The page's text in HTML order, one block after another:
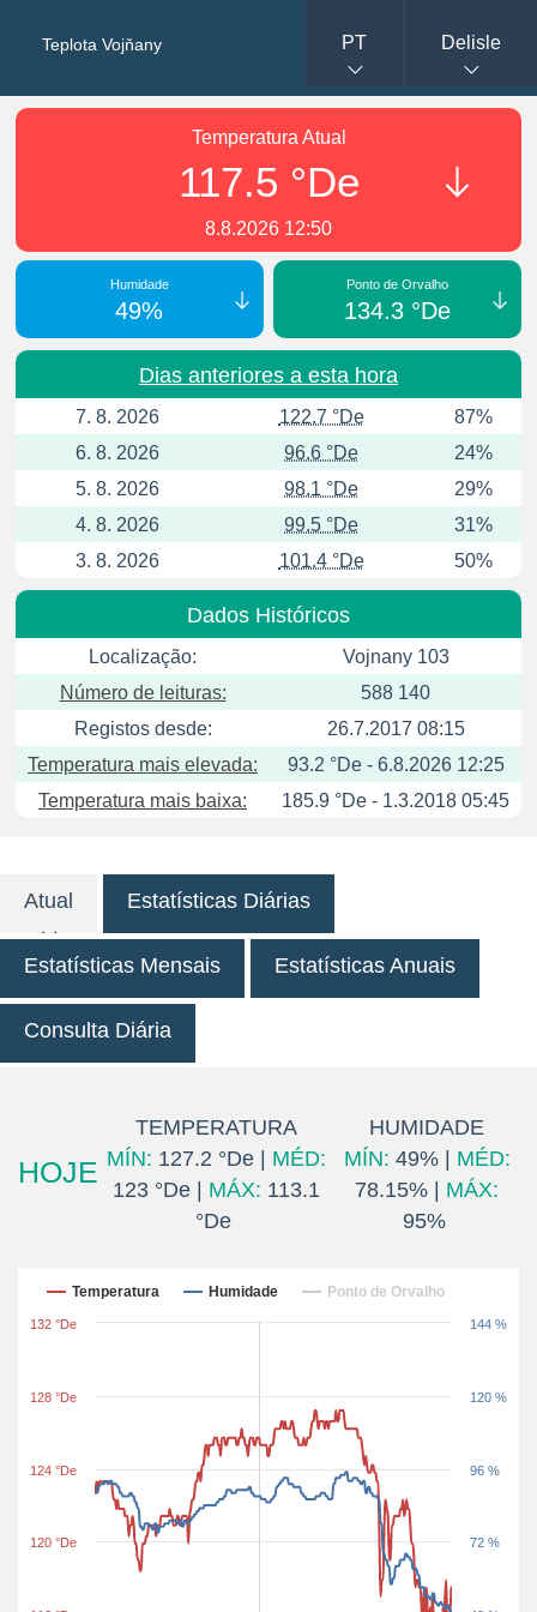
Teplota Vojňany PT Delisle
Temperatura Atual
117.5 °De
8.8.2026 12:50
Humidade
49%
Ponto de Orvalho
134.3 °De
Dias anteriores a esta hora
7. 8. 2026 122.7 °De
87%
6. 8. 2026
96.6 °De
24%
5. 8. 2026
98.1 °De
29%
4. 8. 2026
99.5 °De
31%
3. 8. 2026
101.4 °De 50%
Dados Históricos
Localização:
Vojnany 103
Número de leituras:
588 140
Registos desde:
26.7.2017 08:15
Temperatura mais elevada:
93.2 °De - 6.8.2026 12:25
Temperatura mais baixa:
185.9 °De - 1.3.2018 05:45
Atual Estatísticas Diárias
Estatísticas Mensais Estatísticas Anuais
Consulta Diária
HOJE
TEMPERATURA
MÍN: 127.2 °De | MÉD:
123 °De | MÁX: 113.1
°De
HUMIDADE
MÍN: 49% | MÉD:
78.15% | MÁX:
95%
Últimas 24 horas
Temperatura Humidade Ponto de Orvalho
120 °De
124 °De
128 °De
132 °De
72 %
96 %
120 %
144 %